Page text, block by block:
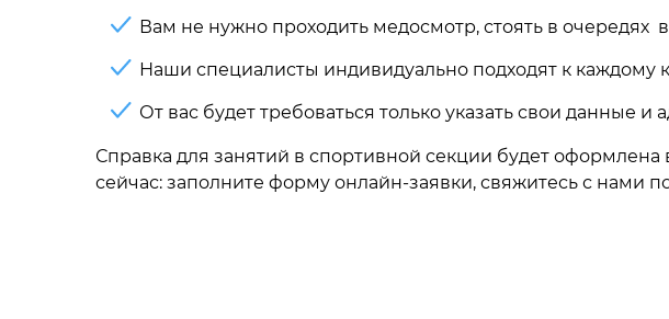
Вам не нужно проходить медосмотр, стоять в очередях
Наши специалисты индивидуально подходят к
От вас будет требоваться только указать свои данные и
Справка для занятий в спортивной секции будет
сейчас: заполните форму онлайн-заявки, свяжитесь с нами